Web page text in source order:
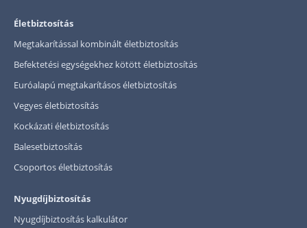
Életbiztosítás
Megtakarítással kombinált életbiztosítás
Befektetési egységekhez kötött életbiztosítás
Euróalapú megtakarításos életbiztosítás
Vegyes életbiztosítás
Kockázati életbiztosítás
Balesetbiztosítás
Csoportos életbiztosítás
Nyugdíjbiztosítás
Nyugdíjbiztosítás kalkulátor